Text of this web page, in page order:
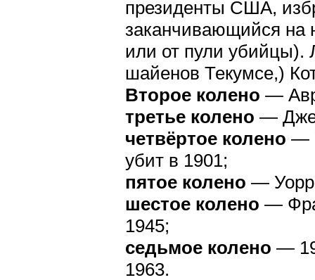
президенты США,
заканчивающийся на
или от пули убийцы).
шайенов Текумсе,)
Второе колено —
третье колено —
четвёртое колено —
убит в 1901;
пятое колено —
шестое колено —
1945;
седьмое колено —
1963.